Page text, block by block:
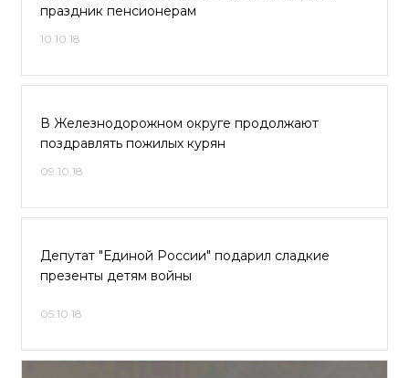
праздник пенсионерам
10.10.18
В Железнодорожном округе продолжают
поздравлять пожилых курян
09.10.18
Депутат "Единой России" подарил сладкие
презенты детям войны
05.10.18